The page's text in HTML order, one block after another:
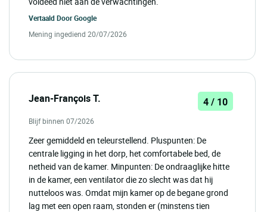
Vertaald DoorGoogle
Mening ingediend 20/07/2026
Jean-François T. 4 / 10
Blijf binnen 07/2026
Zeer gemiddeld en teleurstellend. Pluspunten: De
centrale ligging in het dorp, het comfortabele bed, de
netheid van de kamer. Minpunten: De ondraaglijke hitte
in de kamer, een ventilator die zo slecht was dat hij
nutteloos was. Omdat mijn kamer op de begane grond
lag met een open raam, stonden er (minstens tien